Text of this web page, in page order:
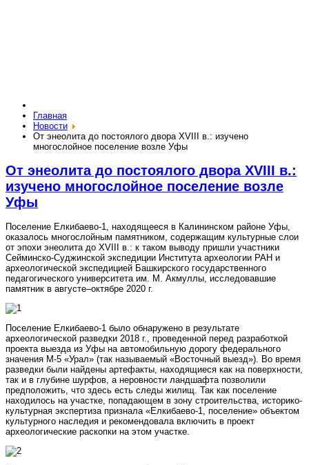
Главная
Новости
От энеолита до постоялого двора XVIII в.: изучено
многослойное поселение возле Уфы
От энеолита до постоялого двора XVIII в.:
изучено многослойное поселение возле
Уфы
Поселение Елкибаево-1, находящееся в Калининском районе Уфы,
оказалось многослойным памятником, содержащим культурные слои
от эпохи энеолита до XVIII в.: к таком выводу пришли участники
Сейминско-Суджинской экспедиции Института археологии РАН и
археологической экспедицией Башкирского государственного
педагогического университета им. М. Акмуллы, исследовавшие
памятник в августе–октябре 2020 г.
Поселение Елкибаево-1 было обнаружено в результате
археологической разведки 2018 г., проведенной перед разработкой
проекта выезда из Уфы на автомобильную дорогу федерального
значения М-5 «Урал» (так называемый «Восточный выезд»). Во время
разведки были найдены артефакты, находящиеся как на поверхности,
так и в глубине шурфов, а неровности ландшафта позволили
предположить, что здесь есть следы жилищ. Так как поселение
находилось на участке, попадающем в зону строительства, историко-
культурная экспертиза признала «Елкибаево-1, поселение» объектом
культурного наследия и рекомендовала включить в проект
археологические раскопки на этом участке.